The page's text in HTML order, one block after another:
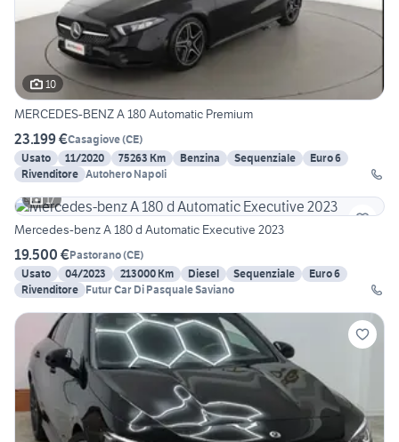
10
MERCEDES-BENZ A 180 Automatic Premium
23.199 €Casagiove(CE)
Usato
11/2020 75263 Km Benzina Sequenziale
Euro 6
Rivenditore Autohero Napoli
17
Mercedes-benz A 180 d Automatic Executive 2023
19.500 €Pastorano(CE)
Usato
04/2023 213000 Km Diesel Sequenziale
Euro 6
Rivenditore Futur Car Di Pasquale Saviano